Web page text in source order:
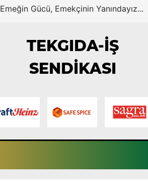
Emeğin Gücü, Emekçinin Yanındayız...
TEKGIDA-İŞ
SENDİKASI